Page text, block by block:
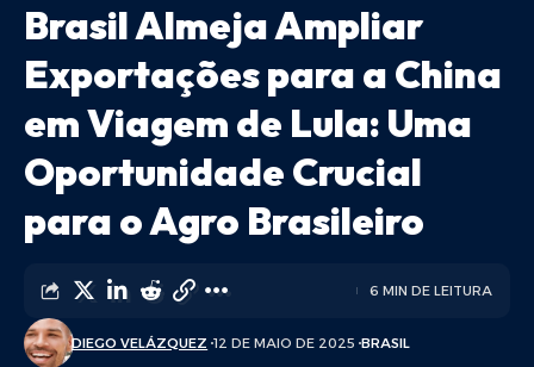
Brasil Almeja Ampliar
Exportações para a China
em Viagem de Lula: Uma
Oportunidade Crucial
para o Agro Brasileiro
DIEGO VELÁZQUEZ 12 DE MAIO DE 2025 BRASIL
6 MIN DE LEITURA